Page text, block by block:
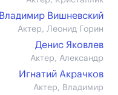
Владимир Вишневский
Актер, Леонид Горин
Денис Яковлев
Актер, Александр
Игнатий Акрачков
Актер, Владимир